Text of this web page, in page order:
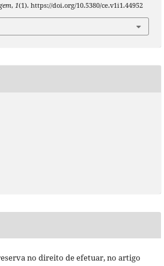
, 1(1). https://doi.org/10.5380/ce.v1i1.44952
no direito de efetuar, no artigo